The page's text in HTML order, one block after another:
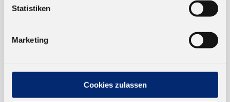
Statistiken
Marketing
Cookies zulassen
NEUKUNDEN
EINFACH BEZAHLEN